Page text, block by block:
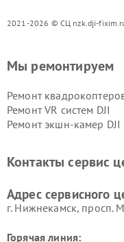
2021-2026 © СЦ nzk.dji-
Мы ремонтируем
Ремонт
Ремонт VR систем DJI
Ремонт экшн-камер DJI
Контакты сервис
Адрес сервисного
г. Нижнекамск, просп.
Горячая линия: